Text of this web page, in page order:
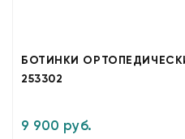
БОТИНКИ
253302
9 900 руб.